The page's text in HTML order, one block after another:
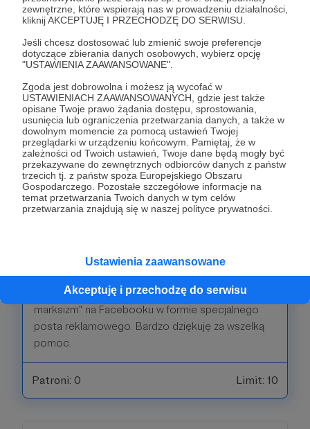
zewnętrzne, które wspierają nas w prowadzeniu działalności,
kliknij AKCEPTUJĘ I PRZECHODZĘ DO SERWISU.
Jeśli chcesz dostosować lub zmienić swoje preferencje
dotyczące zbierania danych osobowych, wybierz opcję
"USTAWIENIA ZAAWANSOWANE".
Zgoda jest dobrowolna i możesz ją wycofać w
USTAWIENIACH ZAAWANSOWANYCH, gdzie jest także
opisane Twoje prawo żądania dostępu, sprostowania,
usunięcia lub ograniczenia przetwarzania danych, a także w
dowolnym momencie za pomocą ustawień Twojej
przeglądarki w urządzeniu końcowym. Pamiętaj, że w
zależności od Twoich ustawień, Twoje dane będą mogły być
przekazywane do zewnętrznych odbiorców danych z państw
trzecich tj. z państw spoza Europejskiego Obszaru
Gospodarczego. Pozostałe szczegółowe informacje na
temat przetwarzania Twoich danych w tym celów
przetwarzania znajdują się w naszej polityce prywatności.
Ustawienia zaawansowane
Akceptuję i przechodzę do serwisu
pomoc.
Patroni: 0 Limit: 15
200 zł miesięcznie
Kwoty tego rzędu pozwolą nam gromadzić
fundusze potrzebne do wydawania publikacji
elektronicznych oraz tradycyjnych, tj. drukowanych.
Mowa tutaj o książkach, pracach zbiorowych i
dostęp do specjalnej grupy na Facebooku.
Ponadto będą mieli możliwość wypromowania
swojej działalności na fanpejdżu "Młot na
marksizm" na Facebooku w formie specjalnego
posta reklamowego. Bardzo dziękuję za wszelką
pomoc.
Patroni: 0 Limit: 10